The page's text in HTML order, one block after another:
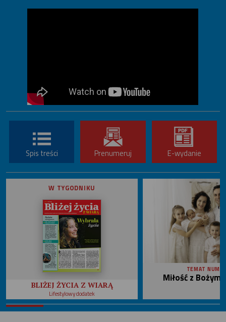
Spis treści Prenumeruj E-wydanie
W TYGODNIKU
BLIŻEJ ŻYCIA Z WIARĄ
Lifestylowy dodatek
TEMAT
Miłość z